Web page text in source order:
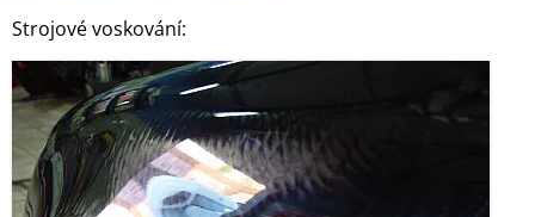
Strojové voskování: